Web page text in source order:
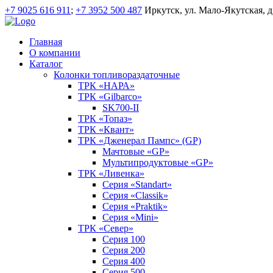
+7 9025 616 911 ; +7 3952 500 487 Иркутск, ул. Мало-Якутская,
Главная
О компании
Каталог
Колонки топливораздаточные
ТРК «НАРА»
ТРК «Gilbarco»
SK700-II
ТРК «Топаз»
ТРК «Квант»
ТРК «Дженерал Пампс» (GP)
Мачтовые «GP»
Мультипродуктовые «GP»
ТРК «Ливенка»
Серия «Standart»
Серия «Classik»
Серия «Praktik»
Серия «Mini»
ТРК «Север»
Серия 100
Серия 200
Серия 400